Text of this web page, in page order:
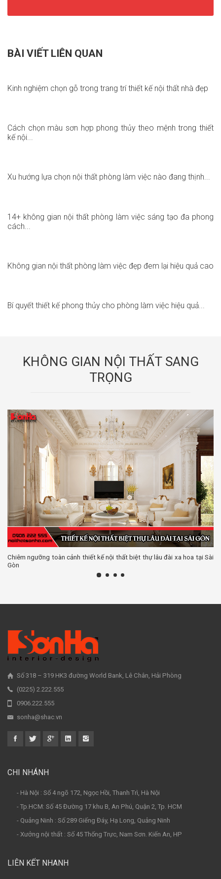
BÀI VIẾT LIÊN QUAN
Kinh nghiệm chọn gỗ trong trang trí thiết kế nội thất nhà đẹp
Cách chọn màu sơn hợp phong thủy theo mệnh trong thiết
kế nội...
Xu hướng lựa chọn nội thất phòng làm việc nào đang thịnh...
14+ không gian nội thất phòng làm việc sáng tạo đa phong
cách...
Không gian nội thất phòng làm việc đẹp đem lại hiệu quả cao
Bí quyết thiết kế phong thủy cho phòng làm việc hiệu quả...
KHÔNG GIAN NỘI THẤT SANG
TRỌNG
Chiêm ngưỡng toàn cảnh thiết kế nội thất biệt thự lâu đài xa hoa tại Sài
Gòn
Số 318 – 319 HK3 đường World Bank, Lê Chân, Hải Phòng
(0225) 2.222.555
0906.222.555
sonha@shac.vn
CHI NHÁNH
- Hà Nội : Số 4 ngõ 172, Ngọc Hồi, Thanh Trì, Hà Nội
- Tp.HCM: Số 45 Đường 17 khu B, An Phú, Quận 2, Tp. HCM
- Quảng Ninh : Số 289 Giếng Đáy, Hạ Long, Quảng Ninh
- Xưởng nội thất : Số 45 Thống Trực, Nam Sơn. Kiến An, HP
LIÊN KẾT NHANH